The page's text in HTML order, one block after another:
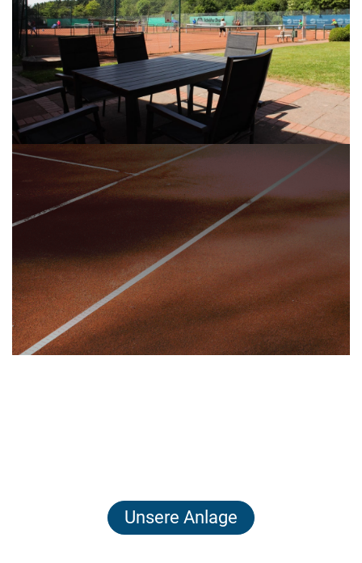
Unsere Anlage